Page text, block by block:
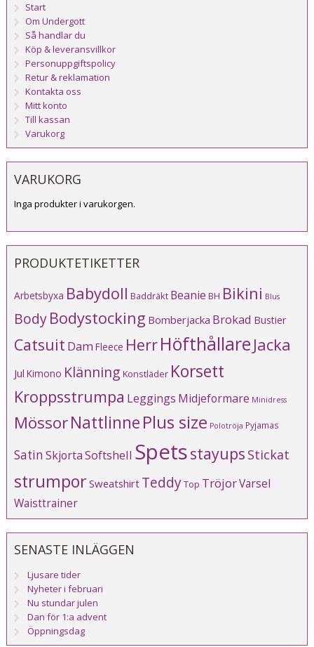
Start
Om Undergott
Så handlar du
Köp & leveransvillkor
Personuppgiftspolicy
Retur & reklamation
Kontakta oss
Mitt konto
Till kassan
Varukorg
VARUKORG
Inga produkter i varukorgen.
PRODUKTETIKETTER
Arbetsbyxa Babydoll Baddräkt Beanie BH Bikini Blus
BodyBodystocking Bomberjacka Brokad Bustier
Catsuit Dam Fleece HerrHöfthållare Jacka
Jul Kimono Klänning Konstläder Korsett
Kroppsstrumpa Leggings Midjeformare Minidress
MössorNattlinnePlus size Polotröja Pyjamas
SatinSkjortaSoftshell Spetsstayups Stickat
strumporSweatshirt TeddyTop TröjorVarsel
Waisttrainer
SENASTE INLÄGGEN
Ljusare tider
Nyheter i februari
Nu stundar julen
Dan för 1:a advent
Öppningsdag